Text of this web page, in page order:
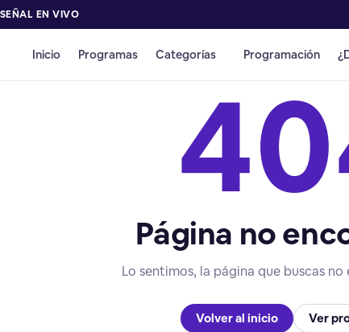
SEÑAL EN VIVO
Inicio Programas Categorías Programación
Página no
Lo sentimos, la página que buscas
Volver al inicio Ver